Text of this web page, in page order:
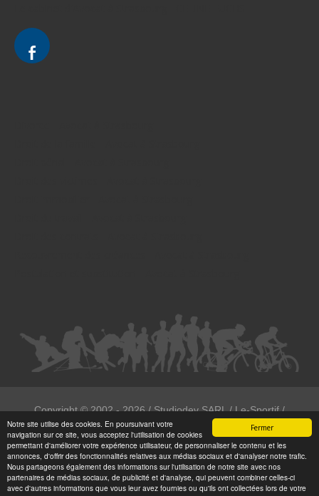
Fermer
Notre site utilise des cookies. En poursuivant votre
navigation sur ce site, vous acceptez l'utilisation de cookies
permettant d'améliorer votre expérience utilisateur, de personnaliser le contenu et les
annonces, d'offrir des fonctionnalités relatives aux médias sociaux et d'analyser notre trafic.
Nous partageons également des informations sur l'utilisation de notre site avec nos
partenaires de médias sociaux, de publicité et d'analyse, qui peuvent combiner celles-ci
avec d'autres informations que vous leur avez fournies ou qu'ils ont collectées lors de votre
Copyright ©2002 - 2026/ Studiodev SARL / Le-Sportif /
Registration4all
Tous droits réservées.
Numéro de déclaration CNIL : 1999972